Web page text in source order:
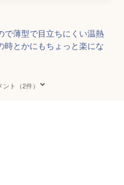
で薄型で目立ちにくい温熱
時とかにもちょっと楽にな
ト（2件）